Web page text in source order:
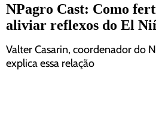
NPagro Cast: Como
aliviar reflexos do El
Valter Casarin, coordenador do
explica essa relação